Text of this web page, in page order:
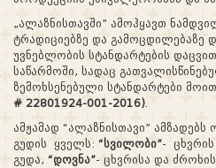
„ალაზნისთავში” ამოჰყავთ
ტრადიციებზე და გამოცდილებაზე
უვნებლობის სტანდარტების
საწარმოში, სადაც
ზემოხსენებული სტანდარტები
# 22801924-001-2016).
ამჟამად “ალაზნისთავი”
გუდის ყველს: “სვილობი”- ცხვრის
გუდა, “დოვნა”- ცხვრისა და